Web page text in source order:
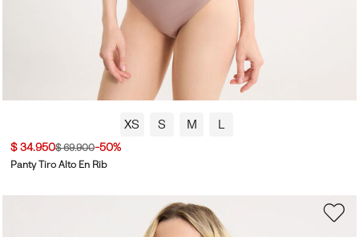
XS S M L
$ 34.950$ 69.900-50%
Panty Tiro Alto En Rib